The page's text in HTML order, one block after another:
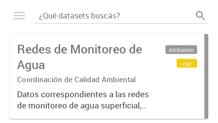
Redes de Monitoreo de
Agua
Coordinación de Calidad Ambiental
Datos correspondientes a las redes
de monitoreo de agua superficial,
subterránea y humedales (cuerpos
Ambiente
csv